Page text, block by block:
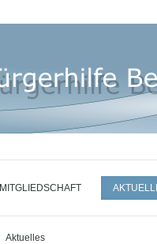
MITGLIEDSCHAFT
Aktuelles